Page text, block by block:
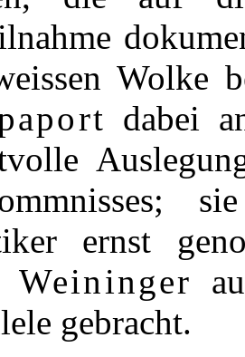
Wolke
dabei
ernst
Weininger
gebracht.